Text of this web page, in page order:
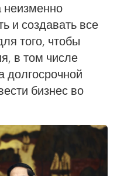
неизменно
и создавать все
того, чтобы
в том числе
долгосрочной
бизнес во